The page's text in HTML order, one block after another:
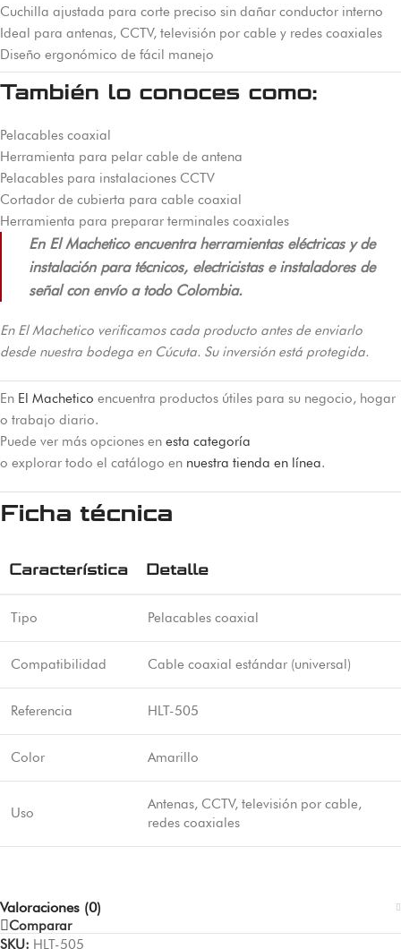
Cuchilla ajustada para corte preciso sin dañar conductor interno
Ideal para antenas, CCTV, televisión por cable y redes coaxiales
Diseño ergonómico de fácil manejo
También lo conoces como:
Pelacables coaxial
Herramienta para pelar cable de antena
Pelacables para instalaciones CCTV
Cortador de cubierta para cable coaxial
Herramienta para preparar terminales coaxiales
En El Machetico encuentra herramientas eléctricas y de
instalación para técnicos, electricistas e instaladores de
señal con envío a todo Colombia.
En El Machetico verificamos cada producto antes de enviarlo
desde nuestra bodega en Cúcuta. Su inversión está protegida.
En El Machetico encuentra productos útiles para su negocio, hogar
o trabajo diario.
Puede ver más opciones en esta categoría
o explorar todo el catálogo en nuestra tienda en línea.
Ficha técnica
Característica Detalle
Tipo Pelacables coaxial
Compatibilidad Cable coaxial estándar (universal)
Referencia HLT-505
Color Amarillo
Uso
Antenas, CCTV, televisión por cable,
redes coaxiales
Valoraciones (0)
Comparar
SKU: HLT-505